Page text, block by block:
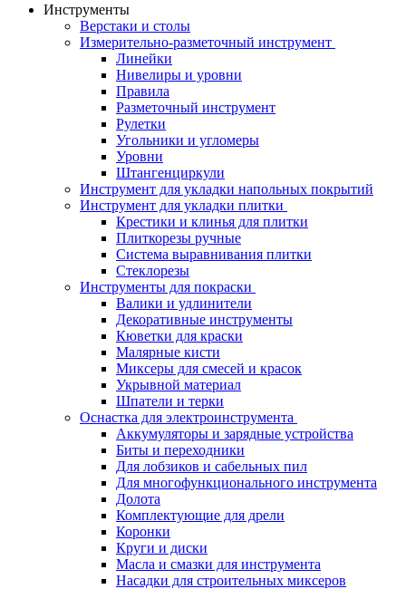
Инструменты
Верстаки и столы
Измерительно-разметочный инструмент
Линейки
Нивелиры и уровни
Правила
Разметочный инструмент
Рулетки
Угольники и угломеры
Уровни
Штангенциркули
Инструмент для укладки напольных покрытий
Инструмент для укладки плитки
Крестики и клинья для плитки
Плиткорезы ручные
Система выравнивания плитки
Стеклорезы
Инструменты для покраски
Валики и удлинители
Декоративные инструменты
Кюветки для краски
Малярные кисти
Миксеры для смесей и красок
Укрывной материал
Шпатели и терки
Оснастка для электроинструмента
Аккумуляторы и зарядные устройства
Биты и переходники
Для лобзиков и сабельных пил
Для многофункционального инструмента
Долота
Комплектующие для дрели
Коронки
Круги и диски
Масла и смазки для инструмента
Насадки для строительных миксеров